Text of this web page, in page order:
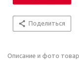
Поделиться
Описание и фото